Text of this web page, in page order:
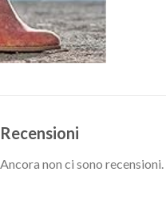
Recensioni
Ancora non ci sono recensioni.